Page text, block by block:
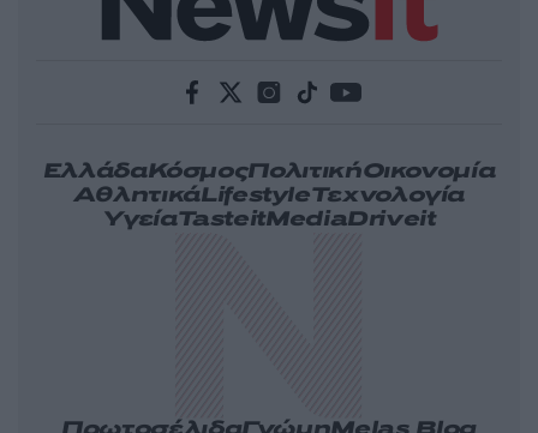
ΕλλάδαΚόσμοςΠολιτικήΟικονομία
ΑθλητικάLifestyleΤεχνολογία
ΥγείαTasteitMediaDriveit